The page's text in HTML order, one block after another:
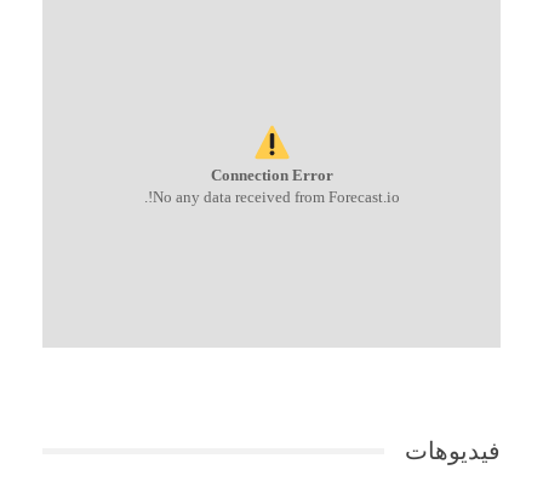
Connection Error
No any data received from Forecast.io!.
فيديوهات